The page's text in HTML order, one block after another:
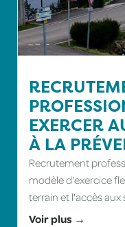
EXERCER
À LA
Recrutement
modèle d'exercice
terrain et l'accès aux
Voir plus →